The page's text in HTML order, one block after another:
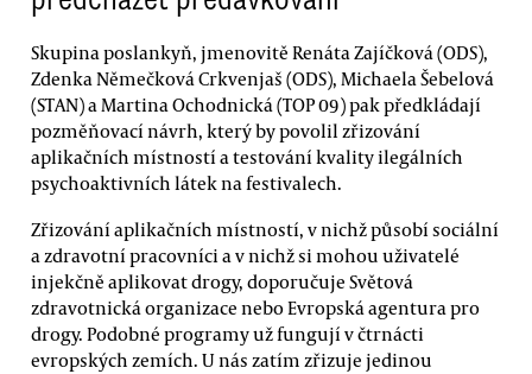
Skupina poslankyň, jmenovitě Renáta Zajíčková (ODS),
Zdenka Němečková Crkvenjaš (ODS), Michaela Šebelová
(STAN) a Martina Ochodnická (TOP 09) pak předkládají
pozměňovací návrh, který by povolil zřizování
aplikačních místností a testování kvality ilegálních
psychoaktivních látek na festivalech.
Zřizování aplikačních místností, v nichž působí sociální
a zdravotní pracovníci a v nichž si mohou uživatelé
injekčně aplikovat drogy, doporučuje Světová
zdravotnická organizace nebo Evropská agentura pro
drogy. Podobné programy už fungují v čtrnácti
evropských zemích. U nás zatím zřizuje jedinou